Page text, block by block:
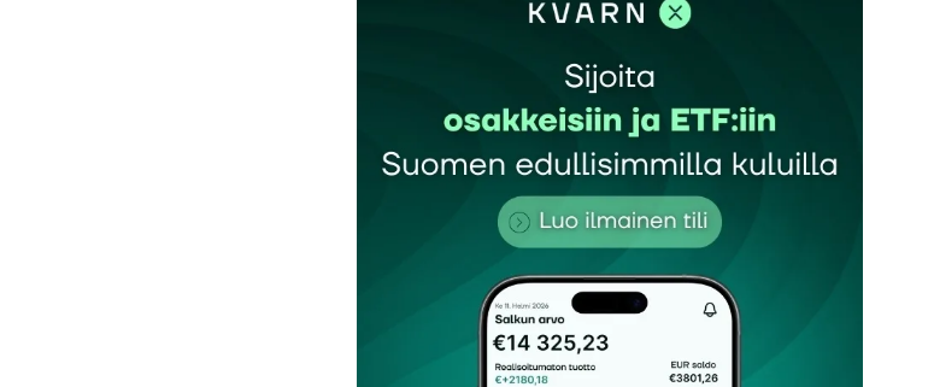
Pakolliset kentät on merkitty
Sähköpostiosoitteesi